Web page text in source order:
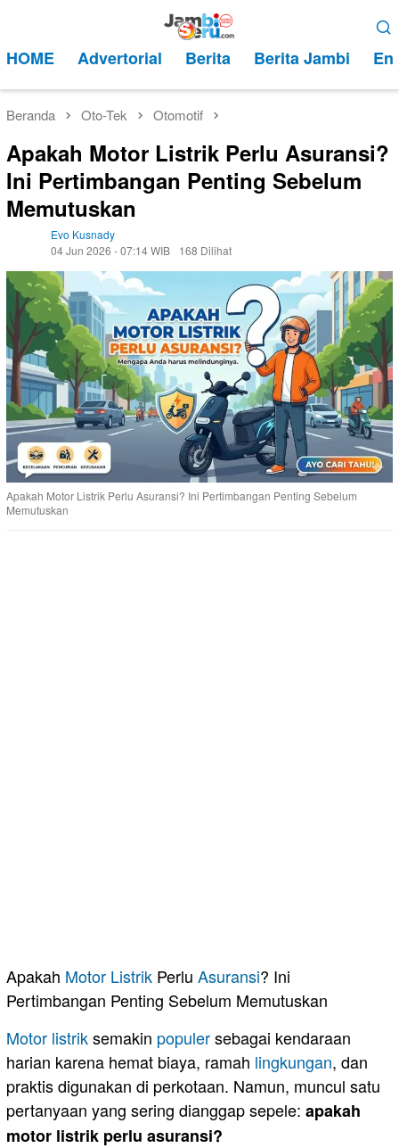
kontenMobile
HOME Advertorial Berita Berita Jambi
Beranda Oto-Tek Otomotif
Apakah Motor Listrik Perlu Asuransi?
Ini Pertimbangan Penting Sebelum
Memutuskan
Evo Kusnady
04 Jun 2026 - 07:14 WIB
168 Dilihat
Apakah Motor Listrik Perlu Asuransi? Ini Pertimbangan Penting Sebelum
Memutuskan
Apakah Motor Listrik Perlu Asuransi? Ini
Pertimbangan Penting Sebelum Memutuskan
Motor listriksemakin populersebagai kendaraan
harian karena hemat biaya, ramah lingkungan, dan
praktis digunakan di perkotaan. Namun, muncul satu
pertanyaan yang sering dianggap sepele: apakah
motor listrik perlu asuransi?